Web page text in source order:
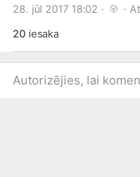
28. jūl 2017 18:02 · ·
20iesaka
Autorizējies, lai